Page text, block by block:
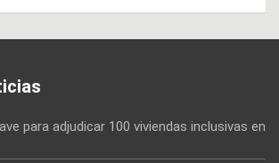
para adjudicar 100 viviendas inclusivas en